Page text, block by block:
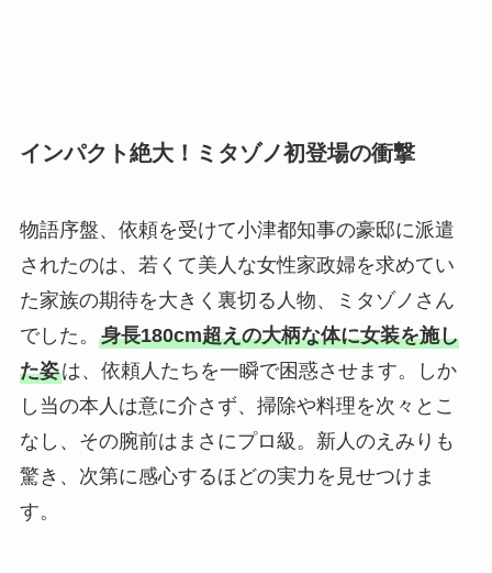
インパクト絶大！ミタゾノ初登場の衝撃
物語序盤、依頼を受けて小津都知事の豪邸に派遣
されたのは、若くて美人な女性家政婦を求めてい
た家族の期待を大きく裏切る人物、ミタゾノさん
でした。 身長180cm超えの大柄な体に女装を施し
た姿は、依頼人たちを一瞬で困惑させます。しか
し当の本人は意に介さず、掃除や料理を次々とこ
なし、その腕前はまさにプロ級。新人のえみりも
驚き、次第に感心するほどの実力を見せつけま
す。